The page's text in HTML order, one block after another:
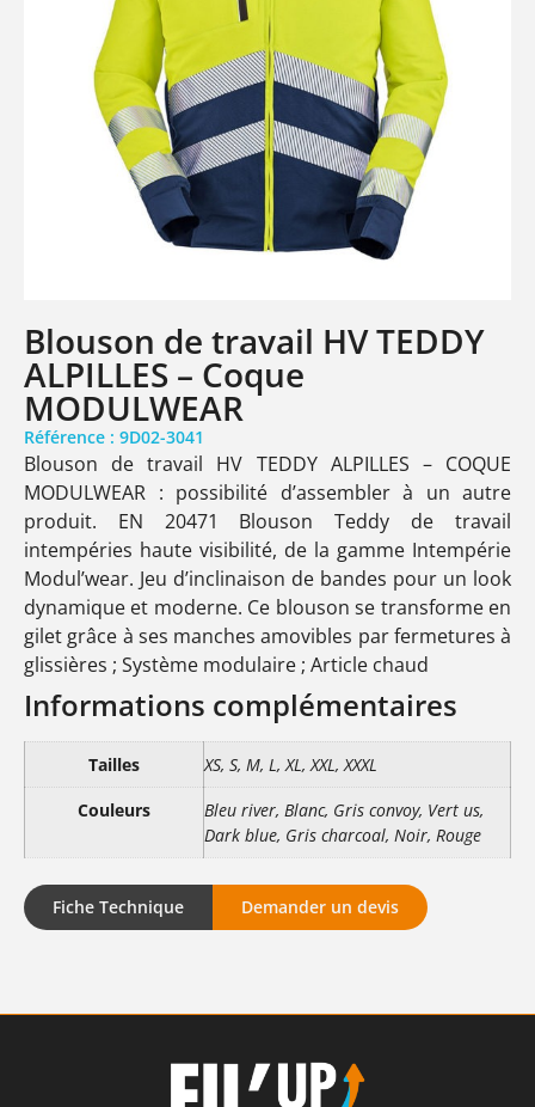
Blouson de travail HV TEDDY
ALPILLES – Coque
MODULWEAR
Référence : 9D02-3041
Blouson de travail HV TEDDY ALPILLES – COQUE
MODULWEAR : possibilité d’assembler à un autre
produit. EN 20471 Blouson Teddy de travail
intempéries haute visibilité, de la gamme Intempérie
Modul’wear. Jeu d’inclinaison de bandes pour un look
dynamique et moderne. Ce blouson se transforme en
gilet grâce à ses manches amovibles par fermetures à
glissières ; Système modulaire ; Article chaud
Informations complémentaires
Tailles
XS, S, M, L, XL, XXL, XXXL
Couleurs
Bleu river, Blanc, Gris convoy, Vert us,
Dark blue, Gris charcoal, Noir, Rouge
Fiche Technique Demander un devis